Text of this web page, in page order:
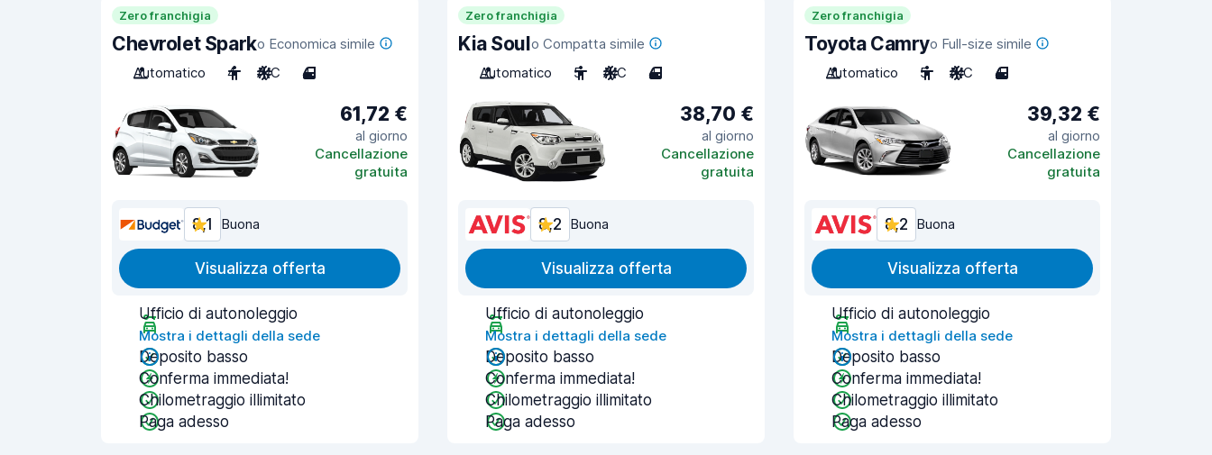
Zero franchigia
Chevrolet Sparko Economica simile
Automatico
4 A/C 4
61,72 €
al giorno
Cancellazione
gratuita
8,1 Buona
Visualizza offerta
Ufficio di autonoleggio
Mostra i dettagli della sede
Deposito basso
Conferma immediata!
Chilometraggio illimitato
Paga adesso
Zero franchigia
Kia Soulo Compatta simile
Automatico
5 A/C 4
38,70 €
al giorno
Cancellazione
gratuita
8,2 Buona
Visualizza offerta
Ufficio di autonoleggio
Mostra i dettagli della sede
Deposito basso
Conferma immediata!
Chilometraggio illimitato
Paga adesso
Zero franchigia
Toyota Camryo Full-size simile
Automatico
5 A/C 4
39,32 €
al giorno
Cancellazione
gratuita
8,2 Buona
Visualizza offerta
Ufficio di autonoleggio
Mostra i dettagli della sede
Deposito basso
Conferma immediata!
Chilometraggio illimitato
Paga adesso